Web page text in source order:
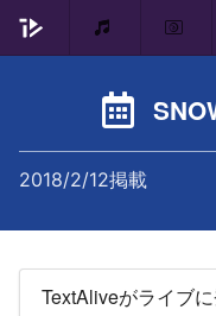
2018/2/12掲載
TextAliveがライブ